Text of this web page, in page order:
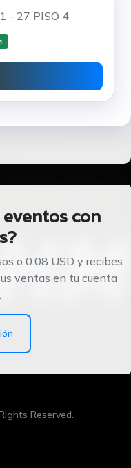
- 27 PISO 4
con
o 0.08 USD y recibes
ventas en tu cuenta
Reserved.